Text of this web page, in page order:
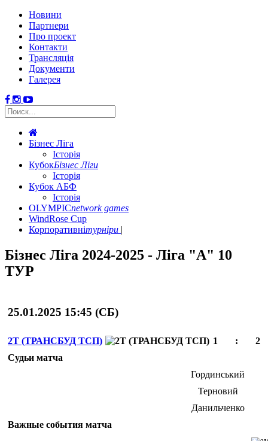
Новини
Партнери
Про проект
Контакти
Трансляція
Документи
Галерея
Бізнес Ліга
Історія
КубокБізнес Ліги
Історія
Кубок АБФ
Історія
OLYMPICnetwork games
WindRose Cup
Корпоративнітурніри
Бізнес Ліга 2024-2025 - Ліга "А" 10
ТУР
25.01.2025 15:45 (СБ)
2Т (ТРАНСБУД ТСП) 1 :
2
Судьи матча
Гординський
Терновий
Данильченко
Важные события матча